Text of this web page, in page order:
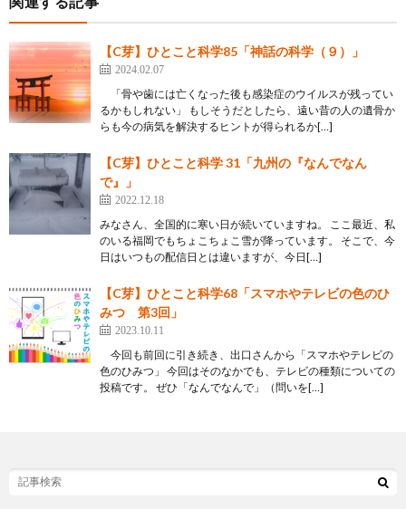
【C芽】ひとこと科学85「神話の科学（９）」
2024.02.07
「骨や歯には亡くなった後も感染症のウイルスが残ってい
るかもしれない」 もしそうだとしたら、遠い昔の人の遺骨か
らも今の病気を解決するヒントが得られるか[…]
【C芽】ひとこと科学 31「九州の『なんでなん
で』」
2022.12.18
みなさん、全国的に寒い日が続いていますね。 ここ最近、私
のいる福岡でもちょこちょこ雪が降っています。 そこで、今
日はいつもの配信日とは違いますが、今日[…]
【C芽】ひとこと科学68「スマホやテレビの色のひ
みつ 第3回」
2023.10.11
今回も前回に引き続き、出口さんから「スマホやテレビの
色のひみつ」 今回はそのなかでも、テレビの種類についての
投稿です。 ぜひ「なんでなんで」（問いを[…]